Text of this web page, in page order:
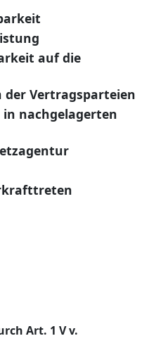
auf die
der Vertragsparteien
nachgelagerten
Art. 1 V v.